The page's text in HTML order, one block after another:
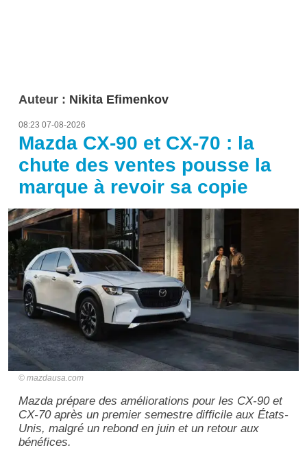
Auteur : Nikita Efimenkov
08:23 07-08-2026
Mazda CX-90 et CX-70 : la
chute des ventes pousse la
marque à revoir sa copie
mazdausa.com
Mazda prépare des améliorations pour les CX-90 et
CX-70 après un premier semestre difficile aux États-
Unis, malgré un rebond en juin et un retour aux
bénéfices.